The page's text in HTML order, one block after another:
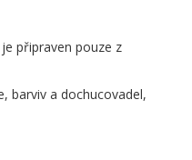
je připraven pouze z
barviv a dochucovadel,